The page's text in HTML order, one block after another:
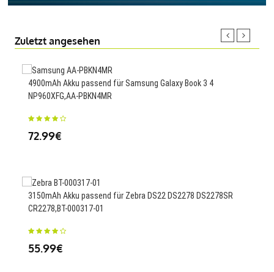
Zuletzt angesehen
4900mAh Akku passend für Samsung Galaxy Book 3 4
NP960XFG,AA-PBKN4MR
72.99€
3150mAh Akku passend für Zebra DS22 DS2278 DS2278SR
CR2278,BT-000317-01
55.99€